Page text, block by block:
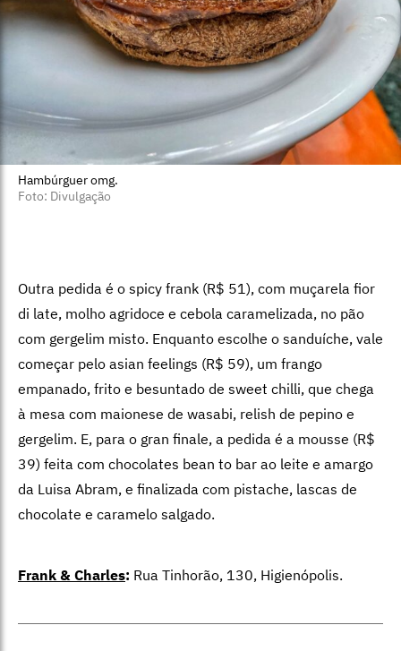
Hambúrguer omg.
Foto: Divulgação
Outra pedida é o spicy frank (R$ 51), com muçarela fior
di late, molho agridoce e cebola caramelizada, no pão
com gergelim misto. Enquanto escolhe o sanduíche, vale
começar pelo asian feelings (R$ 59), um frango
empanado, frito e besuntado de sweet chilli, que chega
à mesa com maionese de wasabi, relish de pepino e
gergelim. E, para o gran finale, a pedida é a mousse (R$
39) feita com chocolates bean to bar ao leite e amargo
da Luisa Abram, e finalizada com pistache, lascas de
chocolate e caramelo salgado.
Frank & Charles: Rua Tinhorão, 130, Higienópolis.